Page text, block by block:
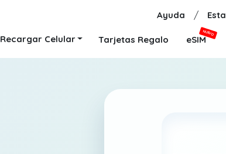
Ayuda /
Recargar Celular Tarjetas Regalo eSIM
NUEVO